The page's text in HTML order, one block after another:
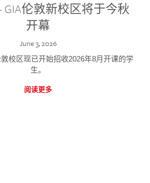
GIA伦敦新校区将于今秋
开幕
June 3, 2026
校区现已开始招收2026年8月开课的学
生。
阅读更多